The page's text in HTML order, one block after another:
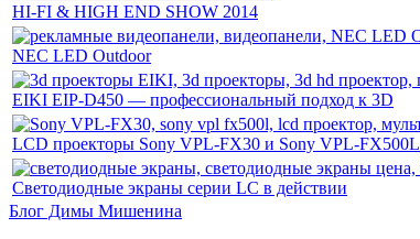
HI-FI & HIGH END SHOW 2014
NEC LED Outdoor
EIKI EIP-D450 — профессиональный подход к 3D
LCD проекторы Sony VPL-FX30 и Sony VPL-FX500L
Светодиодные экраны серии LC в действии
Блог Димы Мишенина